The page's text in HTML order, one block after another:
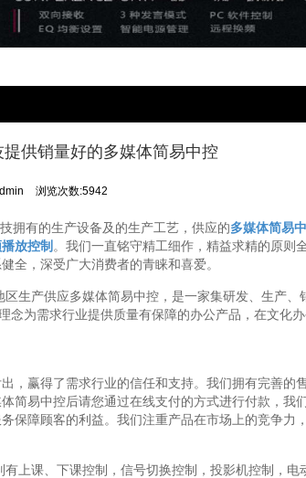
供销量好的多媒体简易中控
浏览次数:5942
技拥有的生产设备及的生产工艺，供应的多媒体简易
放控制 。我们一直铭守精工细作，精益求精的原则
全，深受广大消费者的青睐和喜爱。
生产供应多媒体简易中控，是一家集研发、生产、
念为需求行业提供质量有保障的办公产品，在文化
，赢得了需求行业的信任和支持。我们拥有完善的
简易中控后请您通过在线支付的方式进行付款，我
保障顾客的利益。我们注重产品在市场上的竞争力
上课、下课控制，信号切换控制，投影机控制，电